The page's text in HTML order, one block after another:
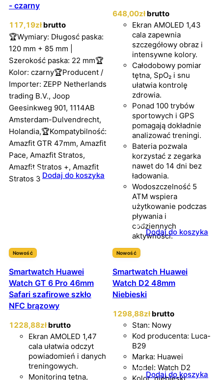
- czarny
117,19zł brutto
🏆Wymiary: Długosć paska:
120 mm + 85 mm |
Szerokość paska: 22 mm🏆
Kolor: czarny🏆Producent /
Importer: ZEPP Netherlands
trading B.V., Joop
Geesinkweg 901, 1114AB
Amsterdam-Dulvendrecht,
Holandia,🏆Kompatybilność:
Amazfit GTR 47mm, Amazfit
Pace, Amazfit Stratos,
Amazfit Stratos +, Amazfit
Stratos 3 Dodaj do koszyka
648,00zł brutto
Ekran AMOLED 1,43
cala zapewnia
szczegółowy obraz i
intensywne kolory.
Całodobowy pomiar
tętna, SpO₂ i snu
ułatwia kontrolę
zdrowia.
Ponad 100 trybów
sportowych i GPS
pomagają dokładnie
analizować treningi.
Bateria pozwala
korzystać z zegarka
nawet do 14 dni bez
ładowania.
Wodoszczelność 5
ATM wspiera
użytkowanie podczas
pływania i
codziennych
aktywności.
Dodaj do koszyka
Nowość
Smartwatch Huawei
Watch GT 6 Pro 46mm
Safari szafirowe szkło
NFC brązowy
1228,88zł brutto
Ekran AMOLED 1,47
cala ułatwia odczyt
powiadomień i danych
treningowych.
Monitoring tętna,
Nowość
Smartwatch Huawei
Watch D2 48mm
Niebieski
1298,88zł brutto
Stan: Nowy
Kod producenta: Luca-
B29
Marka: Huawei
Model: Watch D2
Dodaj do koszyka